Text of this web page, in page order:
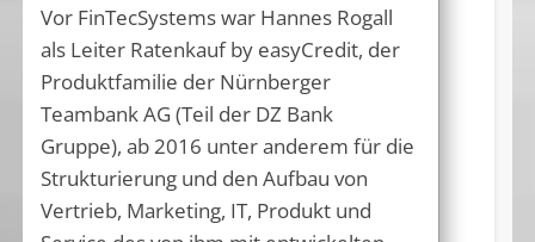
Vor FinTecSystems war Hannes Rogall
als Leiter Ratenkauf by easyCredit, der
Produktfamilie der Nürnberger
Teambank AG (Teil der DZ Bank
Gruppe), ab 2016 unter anderem für die
Strukturierung und den Aufbau von
Vertrieb, Marketing, IT, Produkt und